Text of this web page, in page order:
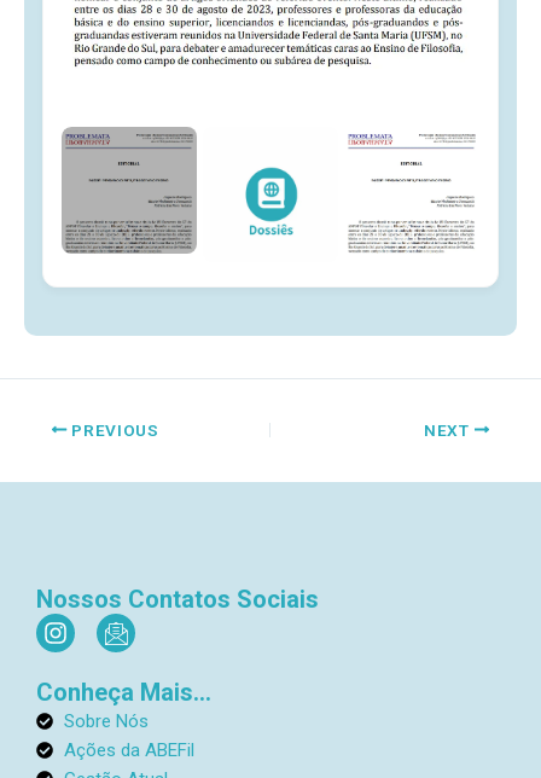
PREVIOUS NEXT
Nossos Contatos Sociais
I
n
t
a
g
I
c
n
-
e
m
Conheça Mais...
Sobre Nós
Ações da ABEFil